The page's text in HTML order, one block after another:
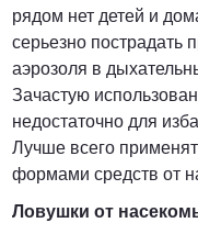
рядом нет детей и
серьезно пострадать
аэрозоля в
Зачастую
недостаточно для
Лучше всего
формами средств от
Ловушки от